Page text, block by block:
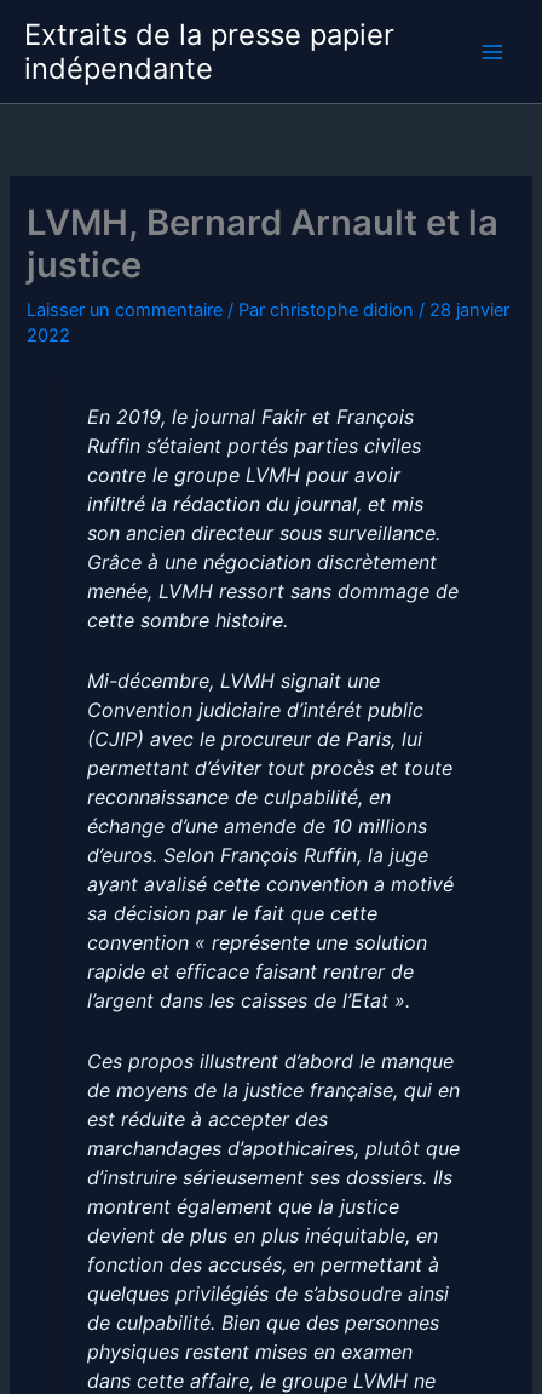
contenu
Extraits de la presse papier
indépendante
LVMH, Bernard Arnault et la
justice
Laisser un commentaire / Parchristophe didion / 28 janvier
2022
En 2019, le journal Fakir et François
Ruffin s’étaient portés parties civiles
contre le groupe LVMH pour avoir
infiltré la rédaction du journal, et mis
son ancien directeur sous surveillance.
Grâce à une négociation discrètement
menée, LVMH ressort sans dommage de
cette sombre histoire.
Mi-décembre, LVMH signait une
Convention judiciaire d’intérét public
(CJIP) avec le procureur de Paris, lui
permettant d’éviter tout procès et toute
reconnaissance de culpabilité, en
échange d’une amende de 10 millions
d’euros. Selon François Ruffin, la juge
ayant avalisé cette convention a motivé
sa décision par le fait que cette
convention « représente une solution
rapide et efficace faisant rentrer de
l’argent dans les caisses de l’Etat ».
Ces propos illustrent d’abord le manque
de moyens de la justice française, qui en
est réduite à accepter des
marchandages d’apothicaires, plutôt que
d’instruire sérieusement ses dossiers. Ils
montrent également que la justice
devient de plus en plus inéquitable, en
fonction des accusés, en permettant à
quelques privilégiés de s’absoudre ainsi
de culpabilité. Bien que des personnes
physiques restent mises en examen
dans cette affaire, le groupe LVMH ne